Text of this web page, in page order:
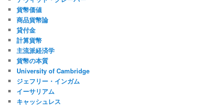
貨幣価値
商品貨幣論
貸付金
計算貨幣
主流派経済学
貨幣の本質
University of Cambridge
ジェフリー・インガム
イーサリアム
キャッシュレス